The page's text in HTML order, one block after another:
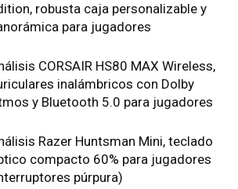
robusta caja personalizable y
para jugadores
CORSAIR HS80 MAX Wireless,
inalámbricos con Dolby
y Bluetooth 5.0 para jugadores
Razer Huntsman Mini, teclado
compacto 60% para jugadores
púrpura)